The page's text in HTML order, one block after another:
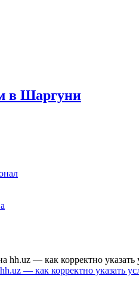
в Шаргуни
— как корректно указать